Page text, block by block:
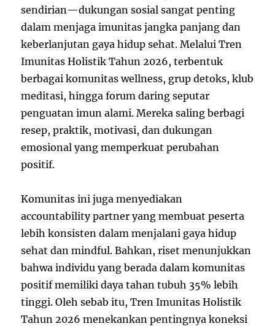
sendirian—dukungan sosial sangat penting
dalam menjaga imunitas jangka panjang dan
keberlanjutan gaya hidup sehat. Melalui Tren
Imunitas Holistik Tahun 2026, terbentuk
berbagai komunitas wellness, grup detoks, klub
meditasi, hingga forum daring seputar
penguatan imun alami. Mereka saling berbagi
resep, praktik, motivasi, dan dukungan
emosional yang memperkuat perubahan
positif.
Komunitas ini juga menyediakan
accountability partner yang membuat peserta
lebih konsisten dalam menjalani gaya hidup
sehat dan mindful. Bahkan, riset menunjukkan
bahwa individu yang berada dalam komunitas
positif memiliki daya tahan tubuh 35% lebih
tinggi. Oleh sebab itu, Tren Imunitas Holistik
Tahun 2026 menekankan pentingnya koneksi